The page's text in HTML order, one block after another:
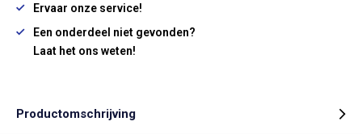
Ervaar onze service!
Een onderdeel niet gevonden?
Laat het ons weten!
Productomschrijving